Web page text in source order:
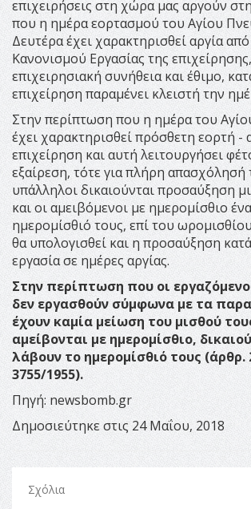
επιχειρήσεις στη χώρα μας αργούν
που η ημέρα εορτασμού του Αγίου
Δευτέρα έχει χαρακτηρισθεί αργία
Κανονισμού Εργασίας της
επιχειρησιακή συνήθεια και έθιμο,
επιχείρηση παραμένει κλειστή την
Στην περίπτωση που η ημέρα του
έχει χαρακτηρισθεί πρόσθετη εορτή -
επιχείρηση και αυτή λειτουργήσει
εξαίρεση, τότε για πλήρη απασχόλησή
υπάλληλοι δικαιούνται προσαύξηση
και οι αμειβόμενοι με ημερομίσθιο
ημερομίσθιό τους, επί του
θα υπολογισθεί και η προσαύξηση
εργασία σε ημέρες αργίας.
Στην περίπτωση που οι
δεν εργασθούν σύμφωνα με τα
έχουν καμία μείωση του μισθού
αμείβονται με ημερομίσθιο,
λάβουν το ημερομίσθιό τους
3755/1955).
Πηγή: newsbomb.gr
Δημοσιεύτηκε στις 24 Μαΐου, 2018
Σχόλια